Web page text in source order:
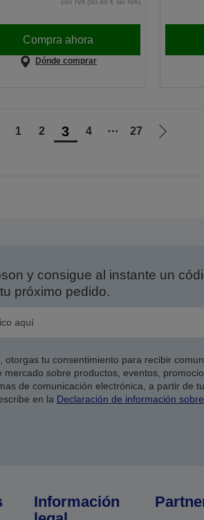
con IVA (50,40 € sin IVA)
Compra ahora
Dónde comprar
1 2 3 4 ⋯ 27
Ir
y consigue al instante un
próximo pedido.
tu consentimiento para recibir
sobre productos, eventos,
de comunicación electrónica, a partir de
en la Declaración de información
Información